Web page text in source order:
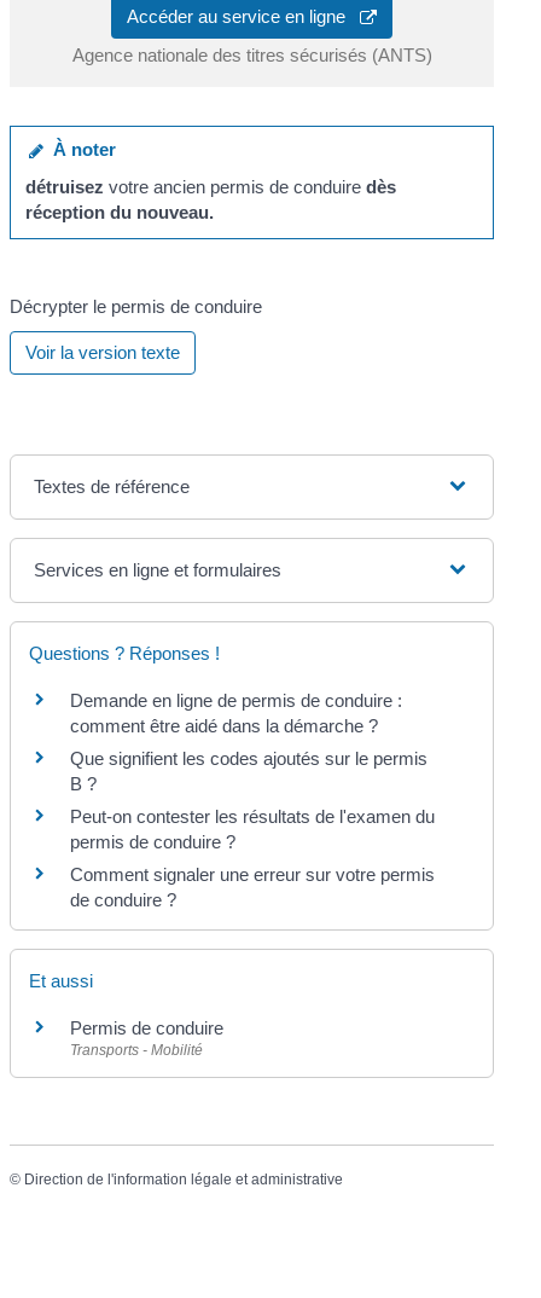
Accéder au service en ligne
Agence nationale des titres sécurisés (ANTS)
À noter
détruisez votre ancien permis de conduire dès
réception du nouveau.
Décrypter le permis de conduire
Voir la version texte
Textes de référence
Services en ligne et formulaires
Questions ? Réponses !
Demande en ligne de permis de conduire :
comment être aidé dans la démarche ?
Que signifient les codes ajoutés sur le permis
B ?
Peut-on contester les résultats de l'examen du
permis de conduire ?
Comment signaler une erreur sur votre permis
de conduire ?
Et aussi
Permis de conduire
Transports - Mobilité
© Direction de l'information légale et administrative